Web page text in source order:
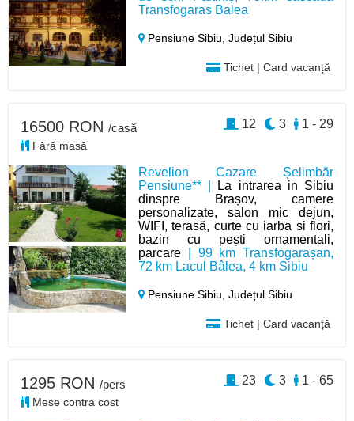
Transfogaras Balea
Pensiune Sibiu,Județul Sibiu
Tichet | Card vacanță
Revelion Cazare Șelimbăr
Pensiune** |
La intrarea in Sibiu
dinspre Brașov, camere
personalizate, salon mic dejun,
WIFI, terasă, curte cu iarba si flori,
bazin cu pești ornamentali,
parcare | 99 km Transfogarașan,
72 km Lacul Bâlea, 4 km Sibiu
Pensiune Sibiu,Județul Sibiu
Tichet | Card vacanță
16500 RON /casă
Fără masă
1 - 29
3
12
1295 RON /pers
Mese contra cost
1 - 65
3
23